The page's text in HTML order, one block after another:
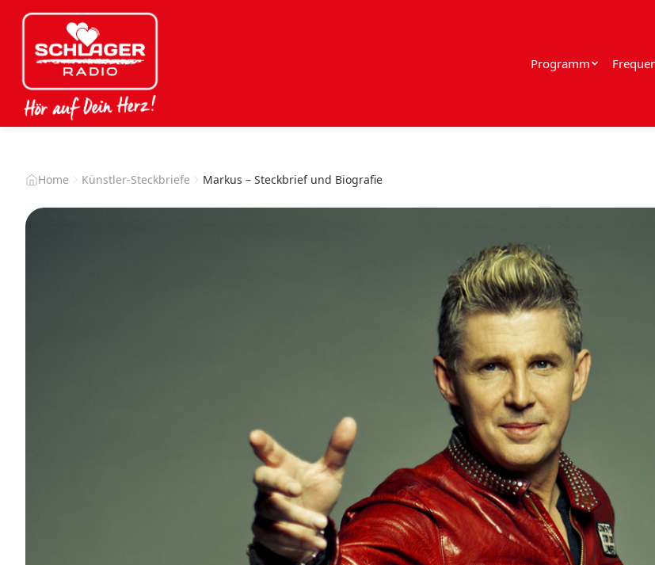
Programm
Home Künstler-Steckbriefe Markus – Steckbrief und Biografie